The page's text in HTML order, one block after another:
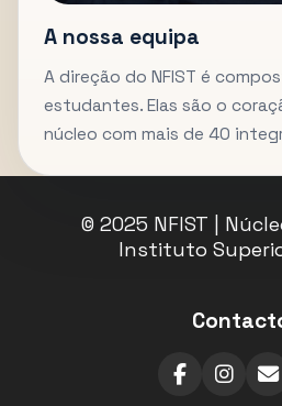
A nossa equipa
A direção do NFIST é
estudantes. Elas são o
núcleo com mais de 40
© 2025 NFIST |
Instituto